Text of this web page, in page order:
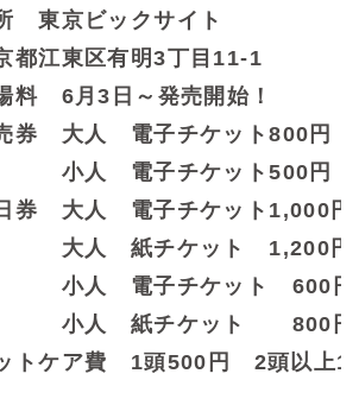
東京ビックサイト
都江東区有明3丁目11-1
料 6月3日～発売開始！
券 大人 電子チケット800円
人 電子チケット500円
券 大人 電子チケット1,000円
人 紙チケット 1,200円
人 電子チケット 600円
人 紙チケット 800円
トケア費 1頭500円 2頭以上